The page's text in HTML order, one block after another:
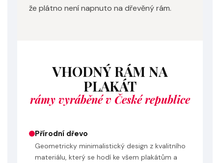
že plátno není napnuto na dřevěný rám.
VHODNÝ RÁM NA
PLAKÁT
rámy vyráběné v České republice
Přírodní dřevo
Geometricky minimalistický design z kvalitního
materiálu, který se hodí ke všem plakátům a